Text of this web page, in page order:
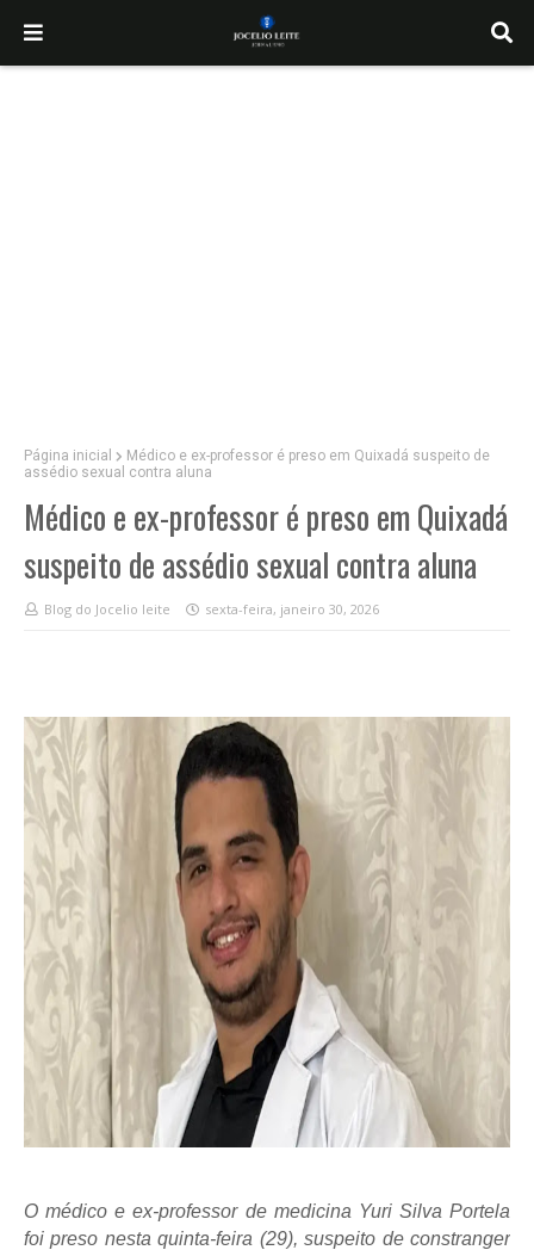
Página inicial
Médico e ex-professor é preso em Quixadá suspeito de
assédio sexual contra aluna
Médico e ex-professor é preso em Quixadá
suspeito de assédio sexual contra aluna
Blog do Jocelio leite sexta-feira, janeiro 30, 2026
O médico e ex-professor de medicina Yuri Silva Portela
foi preso nesta quinta-feira (29), suspeito de constranger